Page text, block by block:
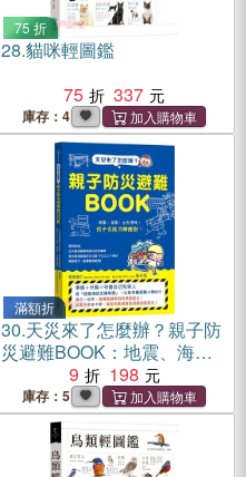
75 折
28.貓咪輕圖鑑
75
337
庫存：4
滿額折
30.天災來了怎麼辦？親子防
災避難BOOK：地震、海
嘯、土石流時，孩子也能冷
靜應對
9 198
庫存：5